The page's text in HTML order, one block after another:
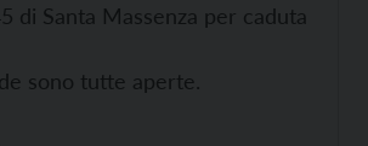
di Santa Massenza per caduta
sono tutte aperte.